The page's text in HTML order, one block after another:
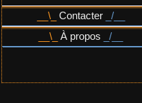
Contacter
À propos